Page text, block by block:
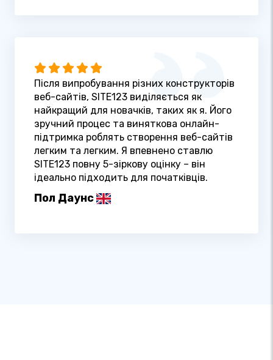
Після випробування різних конструкторів
веб-сайтів, SITE123 виділяється як
найкращий для новачків, таких як я. Його
зручний процес та виняткова онлайн-
підтримка роблять створення веб-сайтів
легким та легким. Я впевнено ставлю
SITE123 повну 5-зіркову оцінку – він
ідеально підходить для початківців.
Пол Даунс